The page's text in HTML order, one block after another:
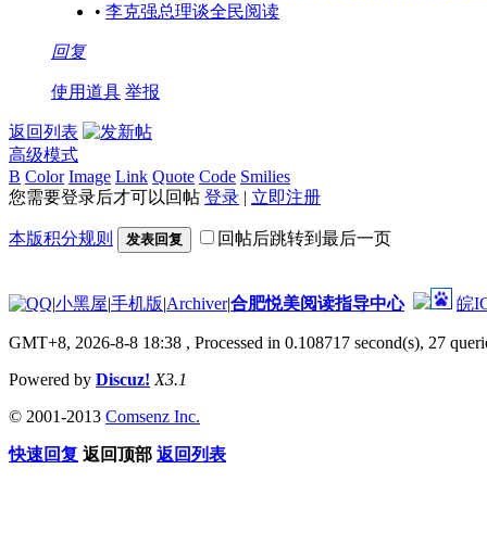
• 李克强总理谈全民阅读
回复
使用道具 举报
返回列表
高级模式
B Color Image Link Quote Code Smilies
您需要登录后才可以回帖 登录 | 立即注册
本版积分规则 发表回复 回帖后跳转到最后一页
|小黑屋|手机版|Archiver|合肥悦美阅读指导中心 皖
GMT+8, 2026-8-8 18:38 , Processed in 0.108717 second(s), 27
Powered by Discuz! X3.1
© 2001-2013 Comsenz Inc.
快速回复 返回顶部 返回列表